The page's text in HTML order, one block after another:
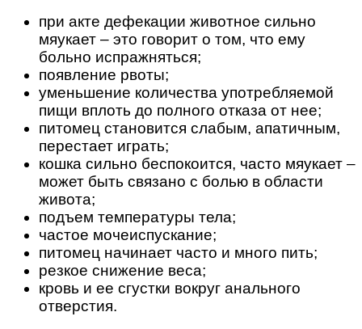
при акте дефекации животное сильно
мяукает – это говорит о том, что ему
больно испражняться;
появление рвоты;
уменьшение количества употребляемой
пищи вплоть до полного отказа от нее;
питомец становится слабым, апатичным,
перестает играть;
кошка сильно беспокоится, часто мяукает –
может быть связано с болью в области
живота;
подъем температуры тела;
частое мочеиспускание;
питомец начинает часто и много пить;
резкое снижение веса;
кровь и ее сгустки вокруг анального
отверстия.